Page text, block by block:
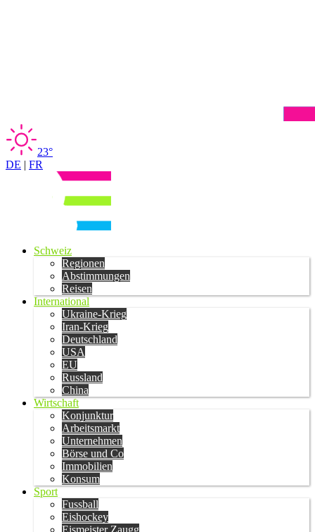
23°
DE | FR
Schweiz
Regionen
Abstimmungen
Reisen
International
Ukraine-Krieg
Iran-Krieg
Deutschland
USA
EU
Russland
China
Wirtschaft
Konjunktur
Arbeitsmarkt
Unternehmen
Börse und Co
Immobilien
Konsum
Sport
Fussball
Eishockey
Eismeister Zaugg